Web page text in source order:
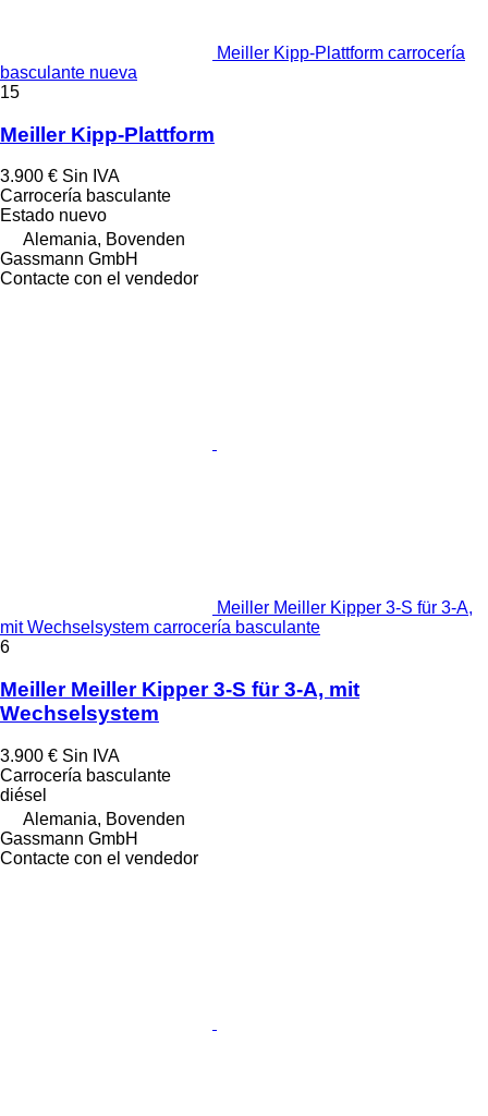
Meiller Kipp-Plattform carrocería
basculante nueva
15
Meiller Kipp-Plattform
3.900 € Sin IVA
Carrocería basculante
Estado nuevo
Alemania, Bovenden
Gassmann GmbH
Contacte con el vendedor
Meiller Meiller Kipper 3-S für 3-A,
mit Wechselsystem carrocería basculante
6
Meiller Meiller Kipper 3-S für 3-A, mit
Wechselsystem
3.900 € Sin IVA
Carrocería basculante
diésel
Alemania, Bovenden
Gassmann GmbH
Contacte con el vendedor